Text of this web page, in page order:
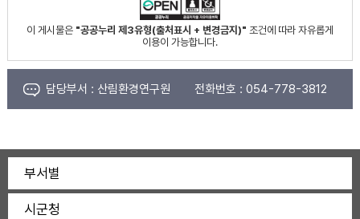
이 게시물은 "공공누리 제3유형(출처표시 + 변경금지)" 조건에 따라 자유롭게
이용이 가능합니다.
담당부서 : 산림환경연구원 전화번호 : 054-778-3812
부서별
시군청